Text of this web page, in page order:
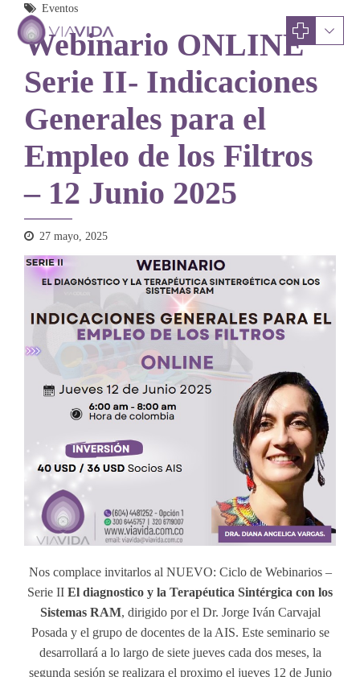
Eventos
Webinario ONLINE
Serie II- Indicaciones
Generales para el
Empleo de los Filtros
– 12 Junio 2025
27 mayo, 2025
Nos complace invitarlos al NUEVO: Ciclo de Webinarios –
Serie II El diagnostico y la Terapéutica Sintérgica con los
Sistemas RAM, dirigido por el Dr. Jorge Iván Carvajal
Posada y el grupo de docentes de la AIS. Este seminario se
desarrollará a lo largo de siete jueves cada dos meses, la
segunda sesión se realizara el proximo el jueves 12 de Junio